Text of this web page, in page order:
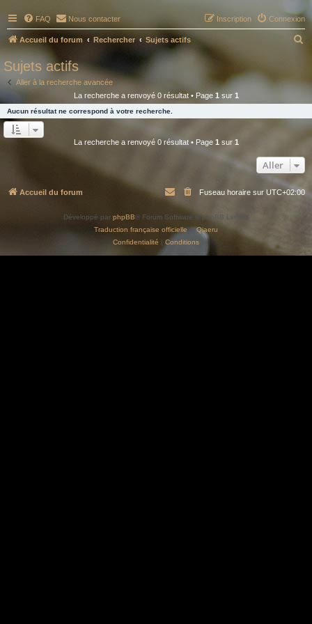
FAQ Nous contacter Connexion
Inscription
Accueil du forum Rechercher Sujets actifs
e
e
r
Sujets actifs
Aller à la recherche avancée
La recherche a renvoyé 0 résultat • Page 1sur 1
Aucun résultat ne correspond à votre recherche.
La recherche a renvoyé 0 résultat • Page 1 sur 1
Aller
Accueil du forum Fuseau horaire sur UTC+02:00
Développé par phpBB® Forum Software © phpBB Limited
Traduction française officielle©Qiaeru
Confidentialité | Conditions